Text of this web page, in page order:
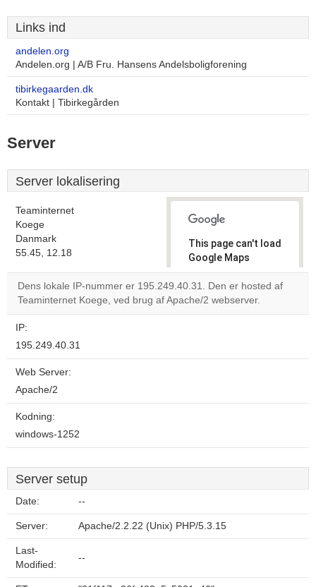
Links ind
andelen.org
Andelen.org | A/B Fru. Hansens Andelsboligforening
tibirkegaarden.dk
Kontakt | Tibirkegården
Server
Server lokalisering
Teaminternet
Koege
Danmark
55.45, 12.18
This page can't load
Google Maps
correctly.
Do you
own this
OK
Dens lokale IP-nummer er 195.249.40.31. Den er hosted af
Teaminternet Koege, ved brug af Apache/2 webserver.
IP:
195.249.40.31
Web Server:
Apache/2
Kodning:
windows-1252
Server setup
Date: --
Server: Apache/2.2.22 (Unix) PHP/5.3.15
Last-
Modified:
--